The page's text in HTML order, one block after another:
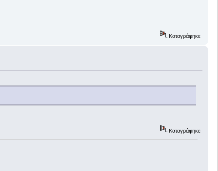
Καταγράφηκε
Καταγράφηκε